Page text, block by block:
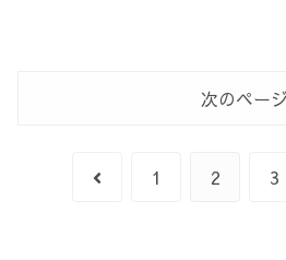
次のページ
前
1 2 3